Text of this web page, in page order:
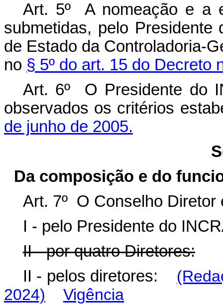
Art. 5º A nomeação e a
submetidas, pelo
de Estado da Controladoria-
no § 5º do art. 15 do Decreto
Art. 6º O Presidente do
observados os critérios
de junho de 2005.
Da composição e do
Art. 7º O Conselho Diretor
I - pelo Presidente do
II - por quatro Diretores:
II - pelos diretores:
2024)
Vigência